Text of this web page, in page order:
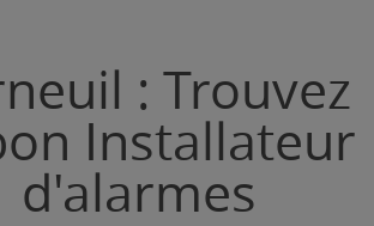
: Trouvez
Installateur
d'alarmes